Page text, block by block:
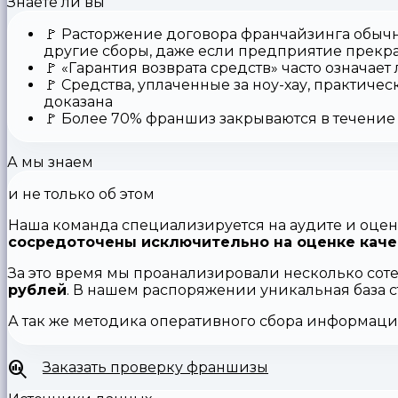
🚩 Расторжение договора франчайзинга
другие сборы, даже если предприятие
🚩 «Гарантия возврата средств» часто
🚩 Средства, уплаченные за ноу-хау,
доказана
🚩 Более 70% франшиз закрываются в
А мы знаем
и не только об этом
Наша команда специализируется на аудите и
сосредоточены исключительно на оценке
За это время мы проанализировали несколько
рублей. В нашем распоряжении уникальная база
А так же методика оперативного сбора
Заказать проверку франшизы